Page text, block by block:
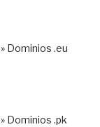
Dominios .eu
Dominios .pk